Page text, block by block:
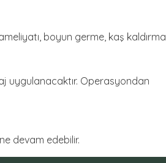
boyun germe, kaş kaldırma
uygulanacaktır. Operasyondan
devam edebilir.